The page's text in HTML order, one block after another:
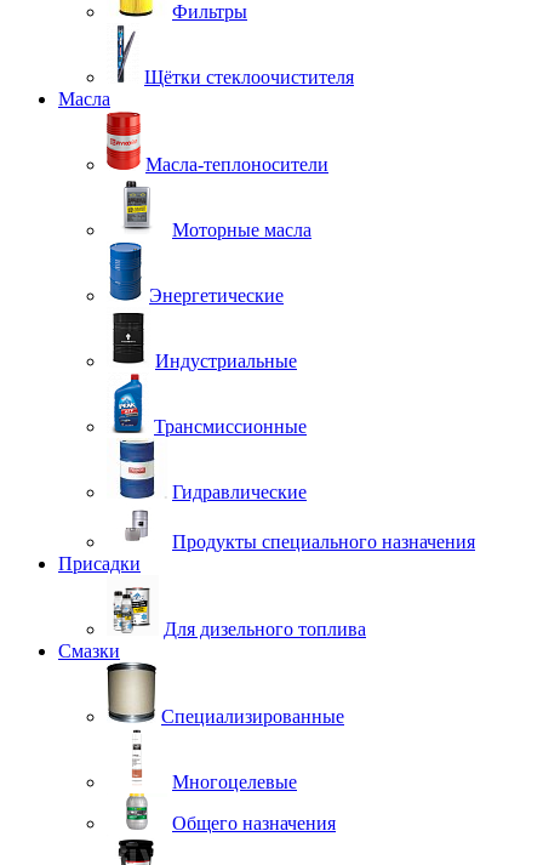
Фильтры
Щётки стеклоочистителя
Масла
Масла-теплоносители
Моторные масла
Энергетические
Индустриальные
Трансмиссионные
Гидравлические
Продукты специального назначения
Присадки
Для дизельного топлива
Смазки
Специализированные
Многоцелевые
Общего назначения